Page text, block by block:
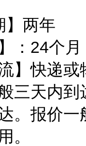
】两年
： 24个月
】快递或
三天内到
。报价一
。